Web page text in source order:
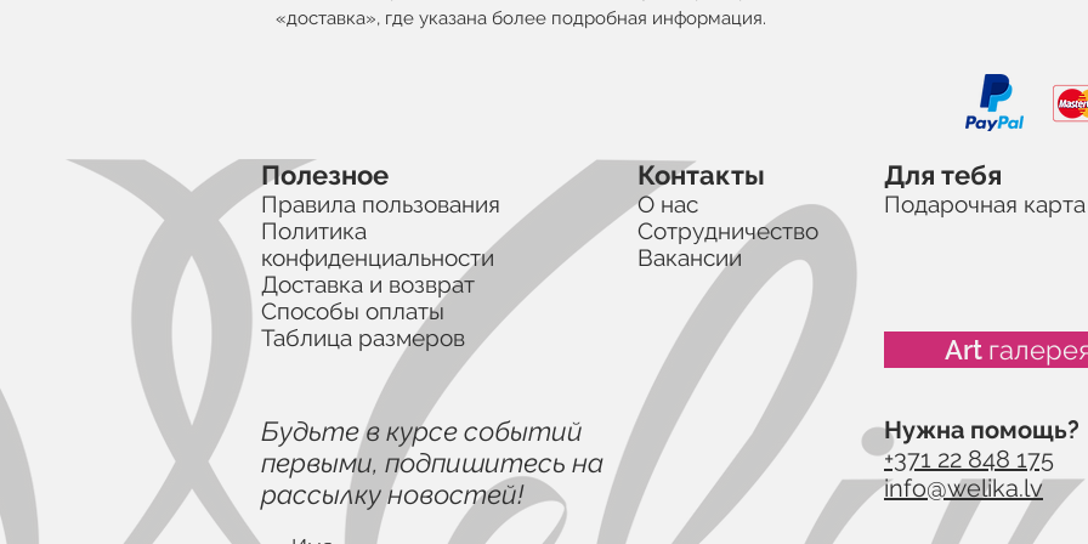
«доставка», где указана более подробная информация.
Полезное
Правила пользования
Политика
конфиденциальности
Доставка и возврат
Способы оплаты
Таблица размеров
Контакты
О нас
Сотрудничество
Вакансии
Будьте в курсе событий
первыми, подпишитесь на
рассылку новостей!
Для тебя
Подарочная карта
Art
Нужна помощь?
+371 22 848 175
info@welika.lv